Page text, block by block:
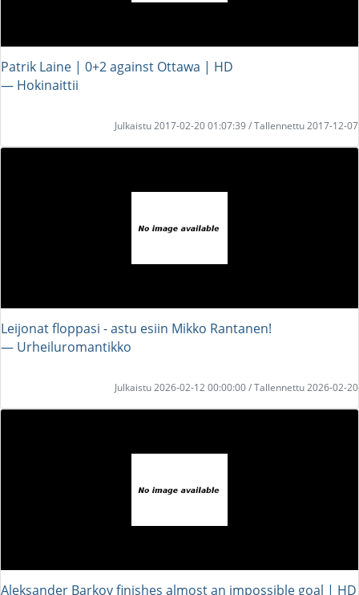
Patrik Laine | 0+2 against Ottawa | HD
― Hokinaittii
Julkaistu 2017-02-20 01:07:39 / Tallennettu 2017-12-07
Leijonat floppasi - astu esiin Mikko Rantanen!
― Urheiluromantikko
Julkaistu 2026-02-12 00:00:00 / Tallennettu 2026-02-20
Aleksander Barkov finishes almost an impossible goal | HD